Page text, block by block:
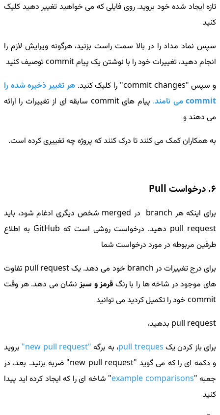
تازه ایجاد شده خود بروید. روی فایلی که می خواهید تغییر دهید کلیک
کنید
سپس نماد مداد را در بالا سمت راست بزنید، هرگونه ویرایش لازم را
انجام دهید، تغییرات خود را با نوشتن یک پیام commit توصیف کنید
و سپس "commit changes" را کلیک کنید.
هر تغییر ذخیره شده را
commit می نامند
.
پیام های commit سابقه ای از تغییرات را ارائه
می دهند و
به همکاران کمک می کنند تا درک کنند که پروژه چه تغییری کرده است.
6. درخواست Pull
برای اینکه هر branch در merged شخص دیگری ادغام شود، باید
pull request
دهید. درخواست روشی است که GitHub به اطلاع
طرفین مربوطه در مورد درخواست شما
برای درج تغییرات در branch خود می دهد. یک pull request تفاوت
های موجود در شاخه ها را با رنگ قرمز و سبزنشان می دهد. هر وقت
commit خود را تکمیل کردید می توانید
pull request بدهید،
برای باز کردن یک
، به برگه "new pull request"
بروید
و دکمه ای را که می گوید "new pull request" ضربه بزنید. بعد، در
جعبه "example comparisons" شاخه ای را که ایجاد کرده اید پیدا
کنید